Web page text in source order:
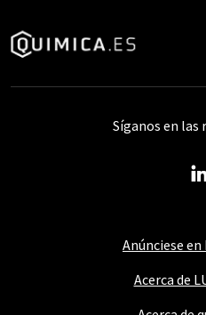
Anúnciese en
Acerca de
Síganos en las